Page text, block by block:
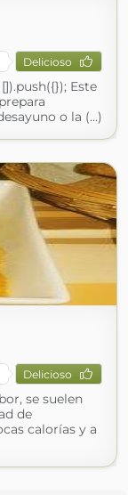
Delicioso
Este
o la (...)
Delicioso
se suelen
de
calorías y a